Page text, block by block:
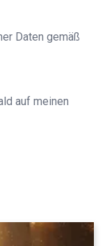
Daten gemäß
auf meinen